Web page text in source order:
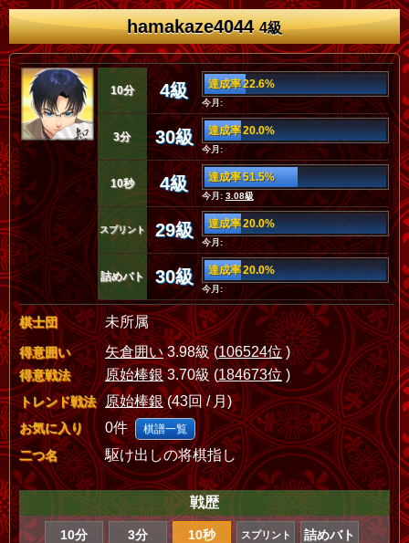
hamakaze40444級
10分 4級 達成率 22.6%
今月:
3分 30級 達成率 20.0%
今月:
10秒 4級 達成率 51.5%
今月: 3.08級
スプリント 29級 達成率 20.0%
今月:
詰めバト 30級 達成率 20.0%
今月:
棋士団 未所属
得意囲い 矢倉囲い3.98級 (106524位)
得意戦法 原始棒銀3.70級 (184673位 )
トレンド戦法 原始棒銀(43回 / 月)
お気に入り 0件 棋譜一覧
二つ名 駆け出しの将棋指し
戦歴
10分 3分 10秒 スプリント 詰めバト